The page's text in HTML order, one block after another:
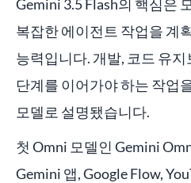
Gemini 3.5 Flash의 핵심은
복잡한 에이전트 작업을 계
능력입니다. 개발, 코드 유
단계를 이어가야 하는 작업
모델로 설명됐습니다.
첫 Omni 모델인 Gemini
Gemini 앱, Google Flow,